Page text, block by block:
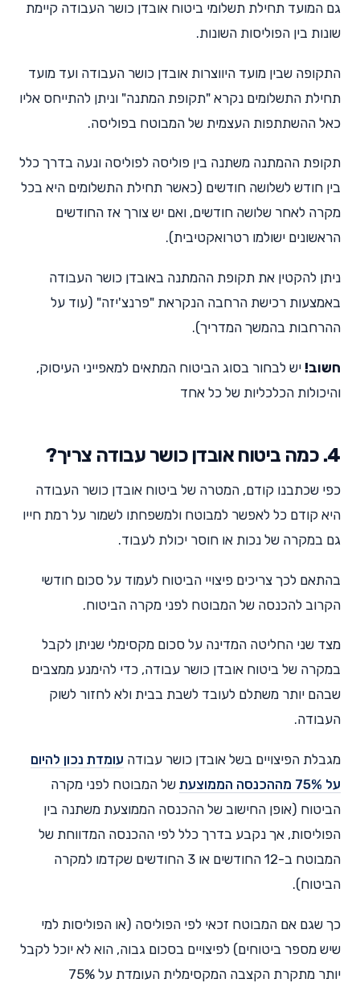
גם המועד תחילת תשלומי ביטוח אובדן כושר העבודה קיימת
שונות בין הפוליסות השונות.
התקופה שבין מועד היווצרות אובדן כושר העבודה ועד מועד
תחילת התשלומים נקרא "תקופת המתנה" וניתן להתייחס אליו
כאל ההשתתפות העצמית של המבוטח בפוליסה.
תקופת ההמתנה משתנה בין פוליסה לפוליסה ונעה בדרך כלל
בין חודש לשלושה חודשים (כאשר תחילת התשלומים היא בכל
מקרה לאחר שלושה חודשים, ואם יש צורך אז החודשים
הראשונים ישולמו רטרואקטיבית).
ניתן להקטין את תקופת ההמתנה באובדן כושר העבודה
באמצעות רכישת הרחבה הנקראת "פרנצ'יזה" (עוד על
ההרחבות בהמשך המדריך).
חשוב! יש לבחור בסוג הביטוח המתאים למאפייני העיסוק,
והיכולות הכלכליות של כל אחד
4. כמה ביטוח אובדן כושר עבודה צריך?
כפי שכתבנו קודם, המטרה של ביטוח אובדן כושר העבודה
היא קודם כל לאפשר למבוטח ולמשפחתו לשמור על רמת חייו
גם במקרה של נכות או חוסר יכולת לעבוד.
בהתאם לכך צריכים פיצויי הביטוח לעמוד על סכום חודשי
הקרוב להכנסה של המבוטח לפני מקרה הביטוח.
מצד שני החליטה המדינה על סכום מקסימלי שניתן לקבל
במקרה של ביטוח אובדן כושר עבודה, כדי להימנע ממצבים
שבהם יותר משתלם לעובד לשבת בבית ולא לחזור לשוק
העבודה.
מגבלת הפיצויים בשל אובדן כושר עבודה עומדת נכון להיום
על 75% מההכנסה הממוצעת
של המבוטח לפני מקרה
הביטוח (אופן החישוב של ההכנסה הממוצעת משתנה בין
הפוליסות, אך נקבע בדרך כלל לפי ההכנסה המדווחת של
המבוטח ב-12 החודשים או 3 החודשים שקדמו למקרה
הביטוח).
כך שגם אם המבוטח זכאי לפי הפוליסה (או הפוליסות למי
שיש מספר ביטוחים) לפיצויים בסכום גבוה, הוא לא יוכל לקבל
יותר מתקרת הקצבה המקסימלית העומדת על 75%